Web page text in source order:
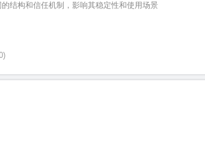
结构和信任机制，影响其稳定性和使用场景
)